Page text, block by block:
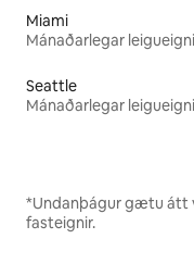
Miami
Mánaðarlegar
Seattle
Mánaðarlegar
*Undanþágur gætu átt
fasteignir.